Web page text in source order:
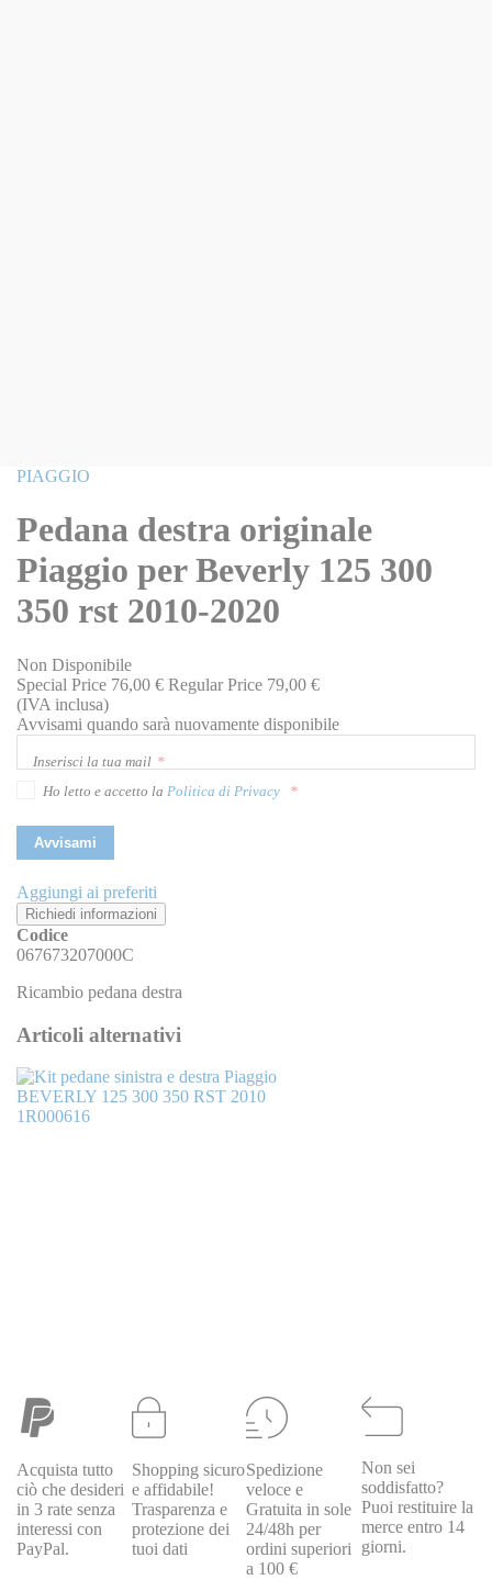
Vai
della
galleria
immagini
PIAGGIO
Pedana destra originale
Piaggio per Beverly 125 300
350 rst 2010-2020
Non Disponibile
Special Price 76,00 € Regular Price 79,00 €
(IVA inclusa)
Avvisami quando sarà nuovamente disponibile
Inserisci la tua mail
Ho letto e accetto la Politica di Privacy
Avvisami
Aggiungi ai preferiti
Richiedi informazioni
Codice
067673207000C
Ricambio pedana destra
Articoli alternativi
PIAGGIO
1R0006160671R000616Kit pedane sinistra e destra Piaggio
BEVERLY 125 300 350 RST 2010 1R000616
Special Price
97,00 € Regular Price 109,00 €
Acquista tutto
ciò che desideri
in 3 rate senza
interessi con
PayPal.
Shopping sicuro
e affidabile!
Trasparenza e
protezione dei
tuoi dati
Spedizione
veloce e
Gratuita in sole
24/48h per
ordini superiori
a 100 €
Non sei
soddisfatto?
Puoi restituire la
merce entro 14
giorni.